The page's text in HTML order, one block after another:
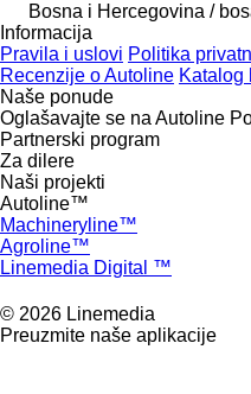
Bosna i Hercegovina /
Informacija
Pravila i uslovi Politika
Recenzije o Autoline Katalog
Naše ponude
Oglašavajte se na Autoline
Partnerski program
Za dilere
Naši projekti
Autoline™
Machineryline™
Agroline™
Linemedia Digital ™
© 2026 Linemedia
Preuzmite naše aplikacije